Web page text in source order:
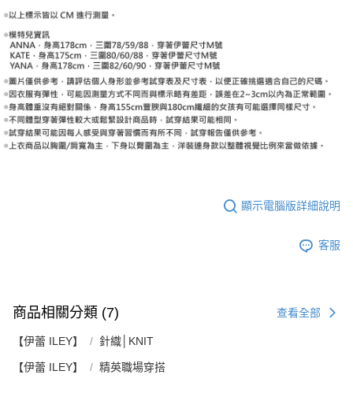
顯示電腦版詳細說明
客服
商品相關分類 (7) 查看全部
【伊蕾 ILEY】 針織│KNIT
【伊蕾 ILEY】 精英職場穿搭